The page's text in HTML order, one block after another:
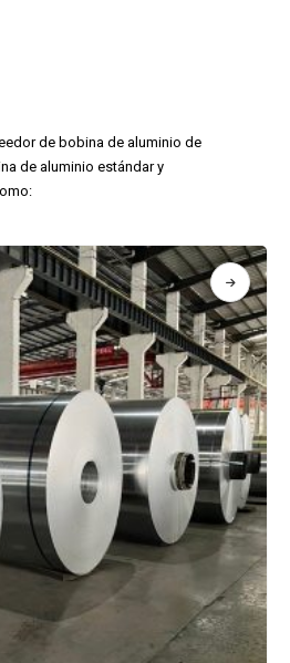
de bobina de aluminio de
de aluminio estándar y